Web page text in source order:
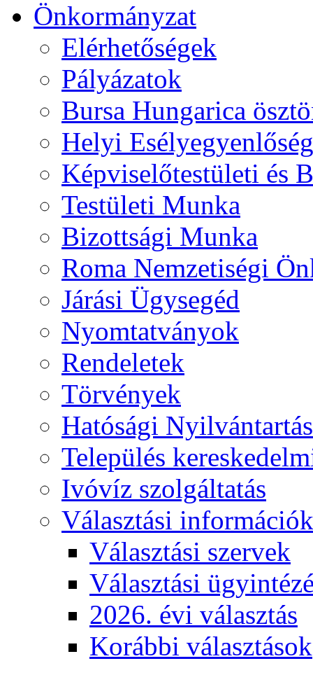
Önkormányzat
Elérhetőségek
Pályázatok
Bursa Hungarica
Helyi
Képviselőtestületi és
Testületi Munka
Bizottsági Munka
Roma Nemzetiségi
Járási Ügysegéd
Nyomtatványok
Rendeletek
Törvények
Hatósági
Település
Ivóvíz szolgáltatás
Választási információk
Választási szervek
Választási
2026. évi választás
Korábbi választások